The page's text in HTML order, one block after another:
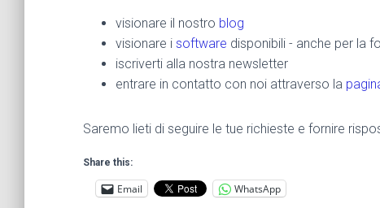
visionare il nostro blog
visionare i software disponibili - anche per la
iscriverti alla nostra newsletter
entrare in contatto con noi attraverso la
Saremo lieti di seguire le tue richieste e fornire
Share this:
Email WhatsApp